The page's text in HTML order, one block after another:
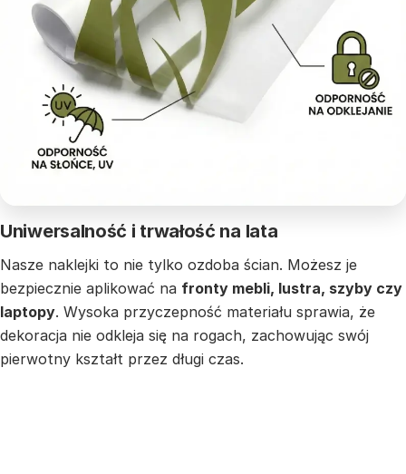
Uniwersalność i trwałość na lata
Nasze naklejki to nie tylko ozdoba ścian. Możesz je
bezpiecznie aplikować na fronty mebli, lustra, szyby czy
laptopy. Wysoka przyczepność materiału sprawia, że
dekoracja nie odkleja się na rogach, zachowując swój
pierwotny kształt przez długi czas.